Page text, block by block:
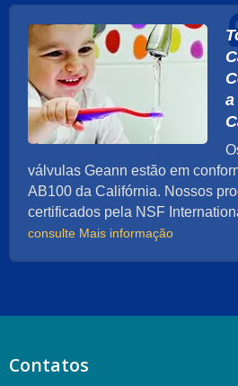
a
válvulas Geann estão em
AB100 da Califórnia. Nossos
certificados pela NSF
consulte Mais informação
Contatos